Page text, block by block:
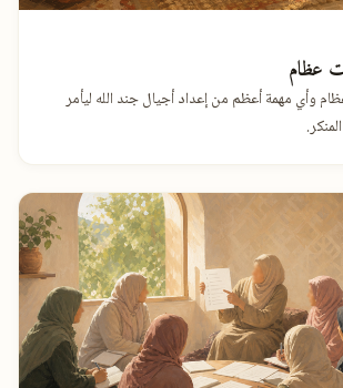
عظام
وأي مهمة أعظم من إعداد أجيال جند الله ليأمر